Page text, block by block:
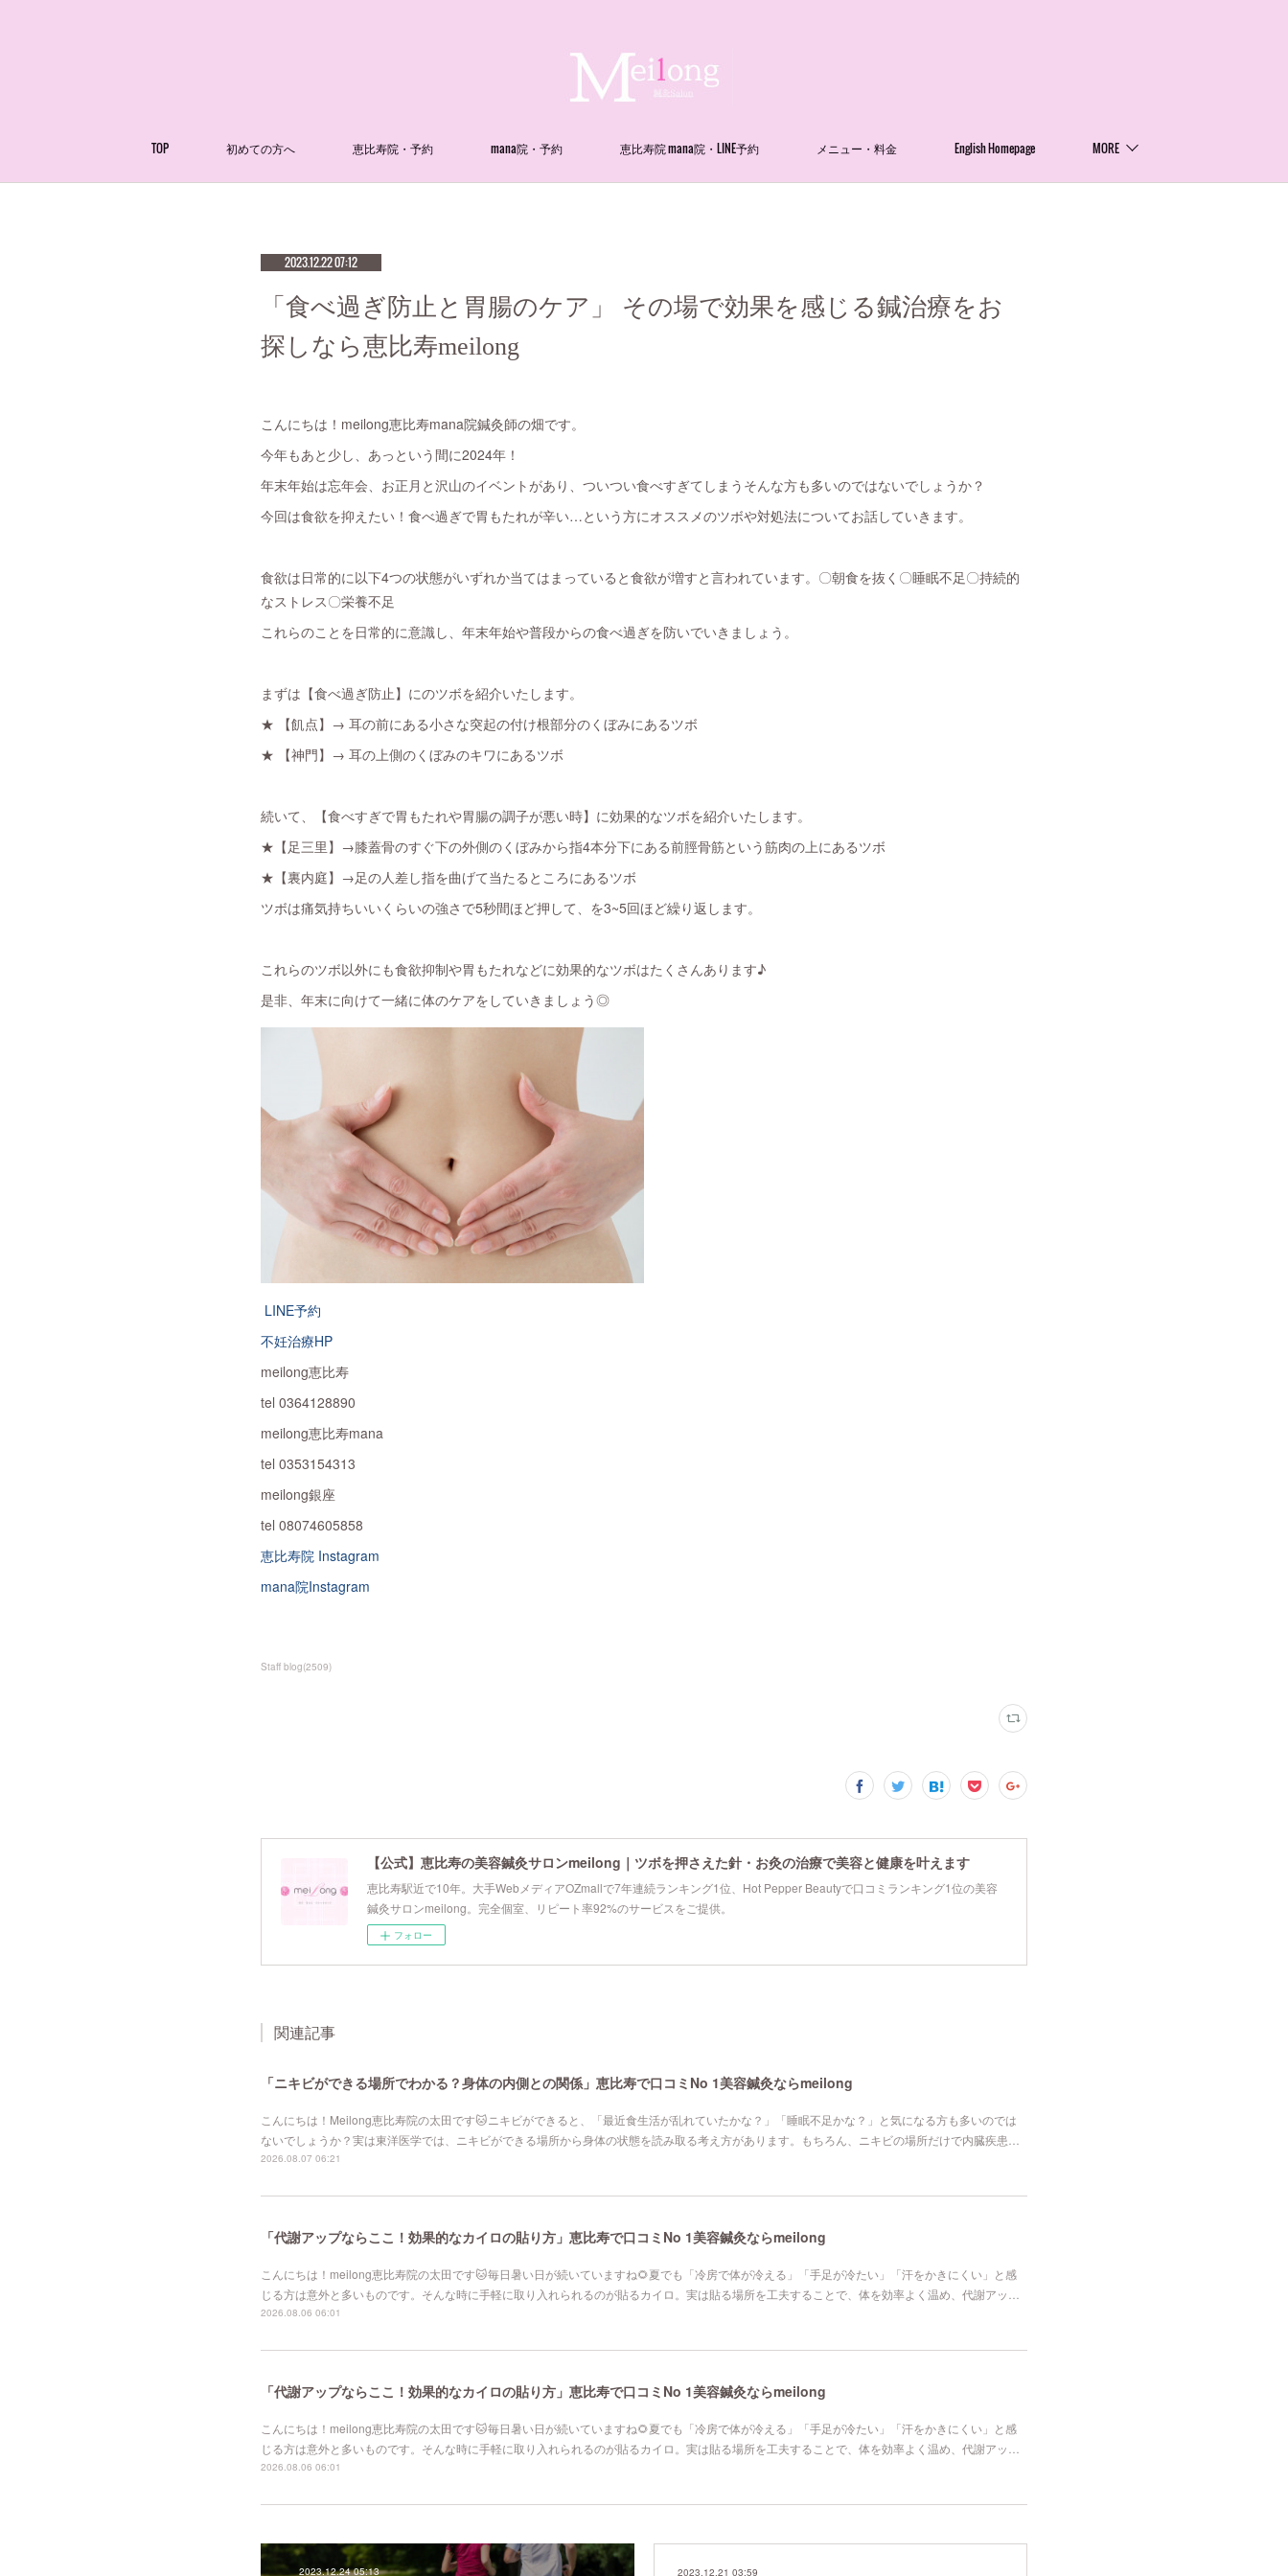
TOP 初めての方へ 恵比寿院・予約 mana院・予約 恵比寿院 mana院・LINE予約 メニュー・料金 English Homepage MORE
2023.12.22 07:12
「食べ過ぎ防止と胃腸のケア」 その場で効果を感じる鍼治療をお
探しなら恵比寿meilong
こんにちは！meilong恵比寿mana院鍼灸師の畑です。
今年もあと少し、あっという間に2024年！
年末年始は忘年会、お正月と沢山のイベントがあり、ついつい食べすぎてしまうそんな方も多いのではないでしょうか？
今回は食欲を抑えたい！食べ過ぎで胃もたれが辛い…という方にオススメのツボや対処法についてお話していきます。
食欲は日常的に以下4つの状態がいずれか当てはまっていると食欲が増すと言われています。〇朝食を抜く〇睡眠不足〇持続的
なストレス〇栄養不足
これらのことを日常的に意識し、年末年始や普段からの食べ過ぎを防いでいきましょう。
まずは【食べ過ぎ防止】にのツボを紹介いたします。
★ 【飢点】→ 耳の前にある小さな突起の付け根部分のくぼみにあるツボ
★ 【神門】→ 耳の上側のくぼみのキワにあるツボ
続いて、【食べすぎで胃もたれや胃腸の調子が悪い時】に効果的なツボを紹介いたします。
★【足三里】→膝蓋骨のすぐ下の外側のくぼみから指4本分下にある前脛骨筋という筋肉の上にあるツボ
★【裏内庭】→足の人差し指を曲げて当たるところにあるツボ
ツボは痛気持ちいいくらいの強さで5秒間ほど押して、を3~5回ほど繰り返します。
これらのツボ以外にも食欲抑制や胃もたれなどに効果的なツボはたくさんあります♪
是非、年末に向けて一緒に体のケアをしていきましょう◎
LINE予約
不妊治療HP
meilong恵比寿
tel 0364128890
meilong恵比寿mana
tel 0353154313
meilong銀座
tel 08074605858
恵比寿院 Instagram
mana院Instagram
Staff blog(2509)
【公式】恵比寿の美容鍼灸サロンmeilong｜ツボを押さえた針・お灸の治療で美容と健康を叶えます
恵比寿駅近で10年。大手WebメディアOZmallで7年連続ランキング1位、Hot Pepper Beautyで口コミランキング1位の美容
鍼灸サロンmeilong。完全個室、リピート率92%のサービスをご提供。
フォロー
関連記事
「ニキビができる場所でわかる？身体の内側との関係」恵比寿で口コミNo 1美容鍼灸ならmeilong
こんにちは！Meilong恵比寿院の太田です🐱ニキビができると、「最近食生活が乱れていたかな？」「睡眠不足かな？」と気になる方も多いのでは
ないでしょうか？実は東洋医学では、ニキビができる場所から身体の状態を読み取る考え方があります。もちろん、ニキビの場所だけで内臓疾患…
2026.08.07 06:21
「代謝アップならここ！効果的なカイロの貼り方」恵比寿で口コミNo 1美容鍼灸ならmeilong
こんにちは！meilong恵比寿院の太田です🐱毎日暑い日が続いていますね🌻夏でも「冷房で体が冷える」「手足が冷たい」「汗をかきにくい」と感
じる方は意外と多いものです。そんな時に手軽に取り入れられるのが貼るカイロ。実は貼る場所を工夫することで、体を効率よく温め、代謝アッ…
2026.08.06 06:01
「代謝アップならここ！効果的なカイロの貼り方」恵比寿で口コミNo 1美容鍼灸ならmeilong
こんにちは！meilong恵比寿院の太田です🐱毎日暑い日が続いていますね🌻夏でも「冷房で体が冷える」「手足が冷たい」「汗をかきにくい」と感
じる方は意外と多いものです。そんな時に手軽に取り入れられるのが貼るカイロ。実は貼る場所を工夫することで、体を効率よく温め、代謝アッ…
2026.08.06 06:01
2023.12.24 05:13 2023.12.21 03:59